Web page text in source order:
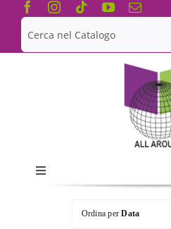
Salta
contenuto
Cerca
per:
Toggle
Navigation
Chi siamo
Ordina perData